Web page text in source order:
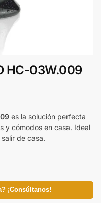
HC-03W.009
es la solución perfecta
y cómodos en casa. Ideal
de casa.
¡Consúltanos!